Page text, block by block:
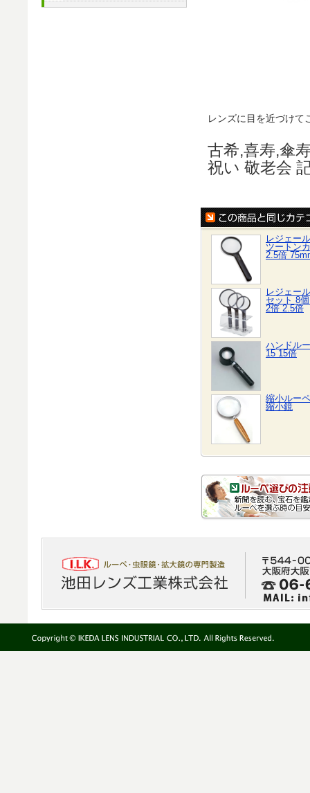
レンズに目を近づけて
古希,喜寿,傘
祝い 敬老会
レジェー
ツートン
2.5倍
レジェー
セット 8
2倍 2.5倍
ハンドル
15 15倍
縮小ルー
縮小鏡